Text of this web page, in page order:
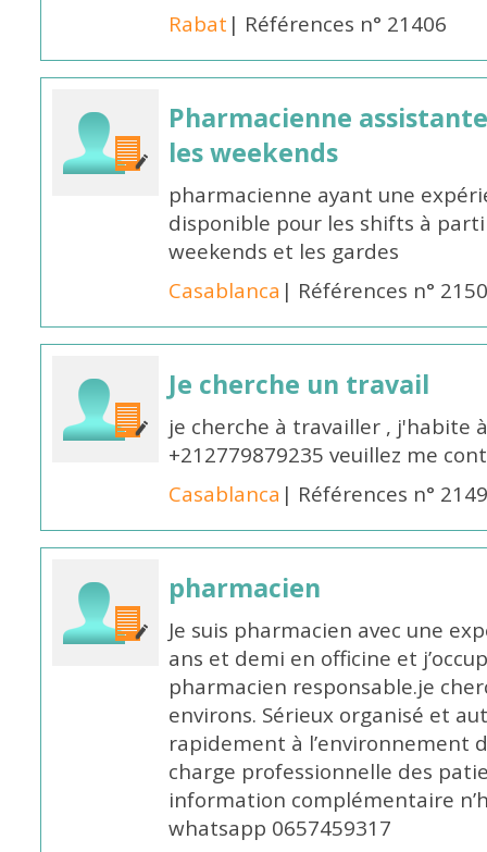
Rabat | Références n° 21406
Pharmacienne
les weekends
pharmacienne ayant une
disponible pour les shifts à
weekends et les gardes
Casablanca | Références n°
Je cherche un travail
je cherche à travailler , j'habite
+212779879235 veuillez me
Casablanca | Références n°
pharmacien
Je suis pharmacien avec une
ans et demi en officine et
pharmacien responsable.je
environs. Sérieux organisé et
rapidement à l’environnement
charge professionnelle des
information complémentaire
whatsapp 0657459317